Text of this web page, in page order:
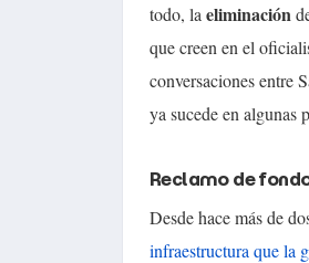
todo, la eliminación
que creen en el
conversaciones entre
ya sucede en algunas
Reclamo de
Desde hace más de
infraestructura que la